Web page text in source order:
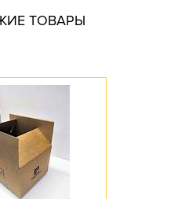
ТОВАРЫ